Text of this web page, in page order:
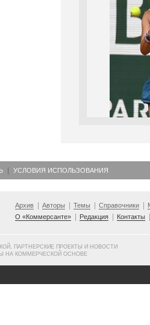
УСЛОВИЯ ИСПОЛЬЗОВАНИЯ
Архив Авторы Темы Справочники
О «Коммерсанте»
Редакция Контакты
ПАРТНЕРСКИЕ ПРОЕКТЫ И НОВОСТИ
НА КОММЕРЧЕСКОЙ ОСНОВЕ